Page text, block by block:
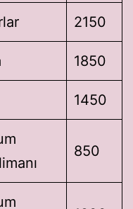
2150
1850
1450
850